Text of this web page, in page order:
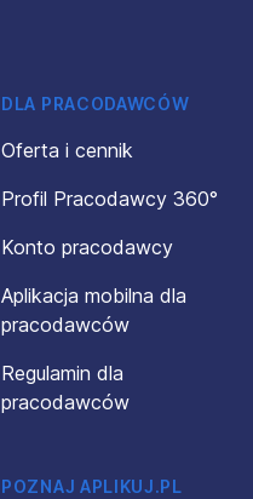
DLA PRACODAWCÓW
Oferta i cennik
Profil Pracodawcy 360°
Konto pracodawcy
Aplikacja mobilna dla
pracodawców
Regulamin dla
pracodawców
POZNAJ APLIKUJ.PL